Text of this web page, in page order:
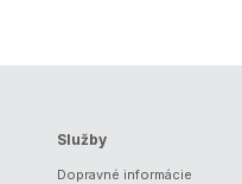
Služby
Dopravné informácie